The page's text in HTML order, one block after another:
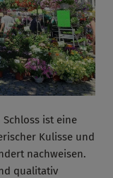
ist eine
Kulisse und
nachweisen.
qualitativ